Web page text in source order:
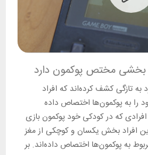
بخشی مختص پوکمون دارد
به تازگی کشف کرده‌اند که افراد
به پوکمون‌ها اختصاص داده
که در کودکی خود پوکمون بازی
این افراد بخش یکسان و کوچکی از مغز
به پوکمون‌ها اختصاص داده‌اند. بر